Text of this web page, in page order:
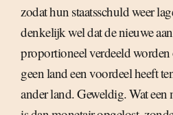
zodat hun staatsschuld weer
denkelijk wel dat de nieuwe
proportioneel verdeeld worden
geen land een voordeel heeft
ander land. Geweldig. Wat